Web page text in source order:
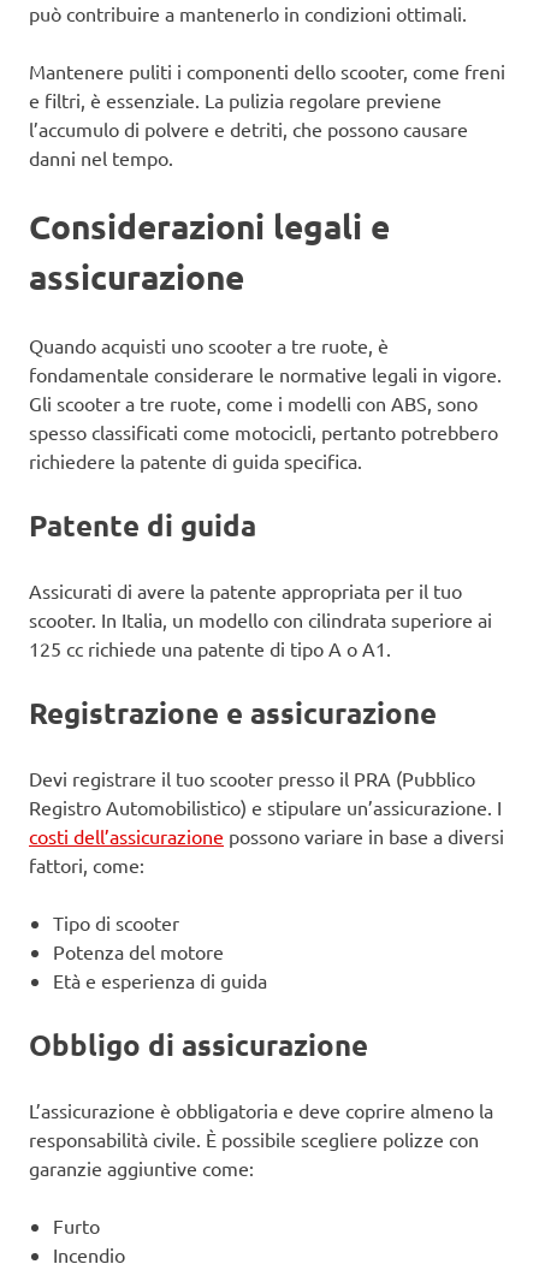
può contribuire a mantenerlo in condizioni ottimali.
Mantenere puliti i componenti dello scooter, come freni
e filtri, è essenziale. La pulizia regolare previene
l’accumulo di polvere e detriti, che possono causare
danni nel tempo.
Considerazioni legali e
assicurazione
Quando acquisti uno scooter a tre ruote, è
fondamentale considerare le normative legali in vigore.
Gli scooter a tre ruote, come i modelli con ABS, sono
spesso classificati come motocicli, pertanto potrebbero
richiedere la patente di guida specifica.
Patente di guida
Assicurati di avere la patente appropriata per il tuo
scooter. In Italia, un modello con cilindrata superiore ai
125 cc richiede una patente di tipo A o A1.
Registrazione e assicurazione
Devi registrare il tuo scooter presso il PRA (Pubblico
Registro Automobilistico) e stipulare un’assicurazione. I
costi dell’assicurazione possono variare in base a diversi
fattori, come:
Tipo di scooter
Potenza del motore
Età e esperienza di guida
Obbligo di assicurazione
L’assicurazione è obbligatoria e deve coprire almeno la
responsabilità civile. È possibile scegliere polizze con
garanzie aggiuntive come:
Furto
Incendio